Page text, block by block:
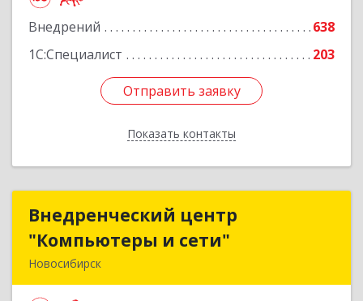
Внедрений
638
1С:Специалист
203
Отправить заявку
Показать контакты
Отправить заявку
Назад
Внедренческий центр
"Компьютеры и сети"
Новосибирск
Внедренческий центр
"Компьютеры и сети"